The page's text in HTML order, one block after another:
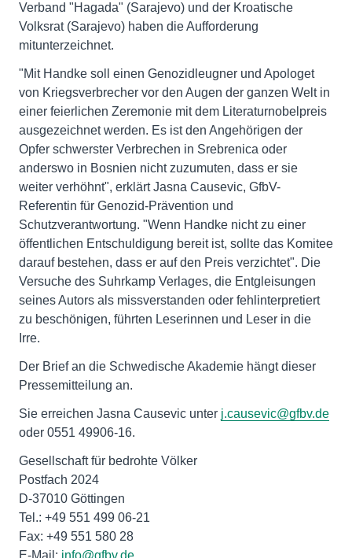
Verband "Hagada" (Sarajevo) und der Kroatische
Volksrat (Sarajevo) haben die Aufforderung
mitunterzeichnet.
"Mit Handke soll einen Genozidleugner und Apologet
von Kriegsverbrecher vor den Augen der ganzen Welt in
einer feierlichen Zeremonie mit dem Literaturnobelpreis
ausgezeichnet werden. Es ist den Angehörigen der
Opfer schwerster Verbrechen in Srebrenica oder
anderswo in Bosnien nicht zuzumuten, dass er sie
weiter verhöhnt", erklärt Jasna Causevic, GfbV-
Referentin für Genozid-Prävention und
Schutzverantwortung. "Wenn Handke nicht zu einer
öffentlichen Entschuldigung bereit ist, sollte das Komitee
darauf bestehen, dass er auf den Preis verzichtet". Die
Versuche des Suhrkamp Verlages, die Entgleisungen
seines Autors als missverstanden oder fehlinterpretiert
zu beschönigen, führten Leserinnen und Leser in die
Irre.
Der Brief an die Schwedische Akademie hängt dieser
Pressemitteilung an.
Sie erreichen Jasna Causevic unter j.causevic@gfbv.de
oder 0551 49906-16.
Gesellschaft für bedrohte Völker
Postfach 2024
D-37010 Göttingen
Tel.: +49 551 499 06-21
Fax: +49 551 580 28
E-Mail: info@gfbv.de